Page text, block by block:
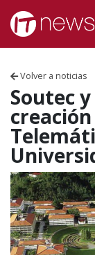
Skip to content
Volver a noticias
Soutec